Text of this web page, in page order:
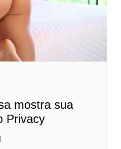
mostra sua
Privacy